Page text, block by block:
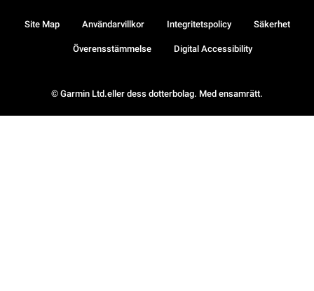
© Garmin Ltd.eller dess dotterbolag. Med ensamrätt.
Site Map Användarvillkor Integritetspolicy Säkerhet
Överensstämmelse Digital Accessibility